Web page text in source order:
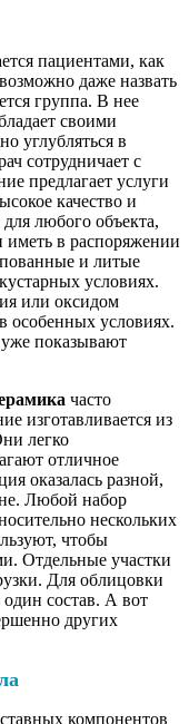
пациентами, как
даже назвать
группа. В нее
своими
углубляться в
сотрудничает с
предлагает услуги
качество и
любого объекта,
иметь в распоряжении
и литые
условиях.
или оксидом
особенных условиях.
показывают
часто
изготавливается из
легко
отличное
оказалась разной,
Любой набор
нескольких
чтобы
Отдельные участки
Для облицовки
один состав. А вот
других
компонентов